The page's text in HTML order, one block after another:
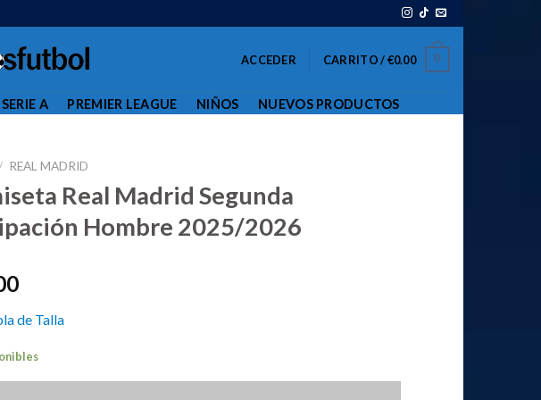
ACCEDER CARRITO /€0.00 0
SERIE A PREMIER LEAGUE NIÑOS NUEVOS PRODUCTOS
/ REAL MADRID
Real Madrid Segunda
Hombre 2025/2026
de Talla